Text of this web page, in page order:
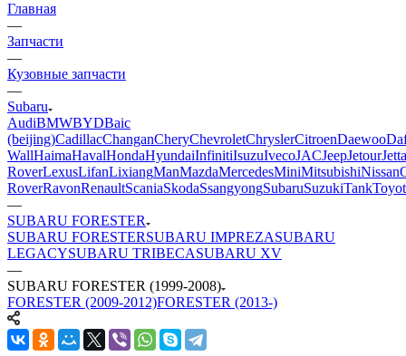
Главная
—
Запчасти
—
Кузовные запчасти
—
Subaru
AudiBMWBYDBaic
(beijing)CadillacChanganCheryChevroletChryslerCitroenDaewoo
WallHaimaHavalHondaHyundaiInfinitiIsuzuIvecoJACJeepJetourJetta
RoverLexusLifanLixiangManMazdaMercedesMiniMitsubishiNissan
RoverRavonRenaultScaniaSkodaSsangyongSubaruSuzukiTank
—
SUBARU FORESTER
SUBARU FORESTERSUBARU IMPREZASUBARU
LEGACYSUBARU TRIBECASUBARU XV
—
SUBARU FORESTER (1999-2008)
FORESTER (2009-2012)FORESTER (2013-)